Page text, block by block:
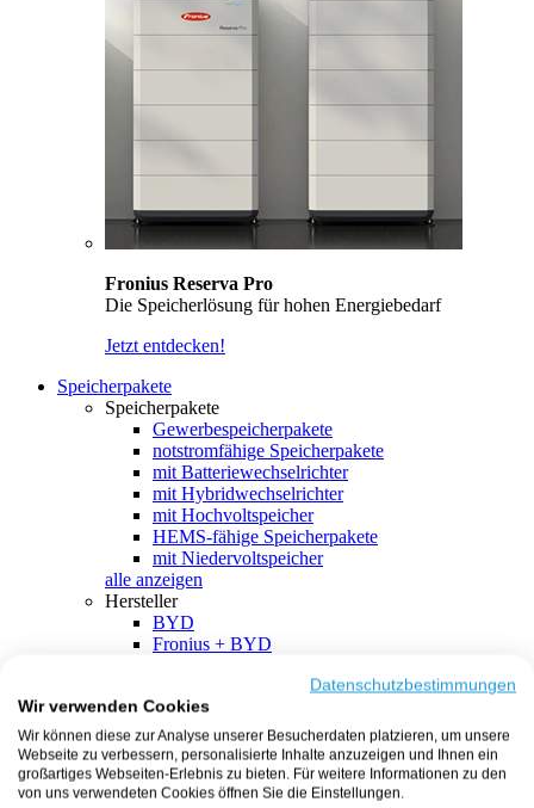
Fronius Reserva Pro
Die Speicherlösung für hohen Energiebedarf
Jetzt entdecken!
Speicherpakete
Speicherpakete
Gewerbespeicherpakete
notstromfähige Speicherpakete
mit Batteriewechselrichter
mit Hybridwechselrichter
mit Hochvoltspeicher
HEMS-fähige Speicherpakete
mit Niedervoltspeicher
alle anzeigen
Hersteller
BYD
Fronius + BYD
SMA + BYD
EcoFlow
EcoFlow + EcoFlow
FENECON
FENECON + FENECON
Datenschutzbestimmungen
Wir verwenden Cookies
Wir können diese zur Analyse unserer Besucherdaten platzieren, um unsere
Webseite zu verbessern, personalisierte Inhalte anzuzeigen und Ihnen ein
großartiges Webseiten-Erlebnis zu bieten. Für weitere Informationen zu den
von uns verwendeten Cookies öffnen Sie die Einstellungen.